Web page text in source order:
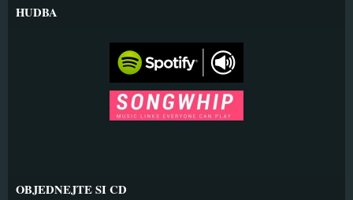
HUDBA
OBJEDNEJTE SI CD